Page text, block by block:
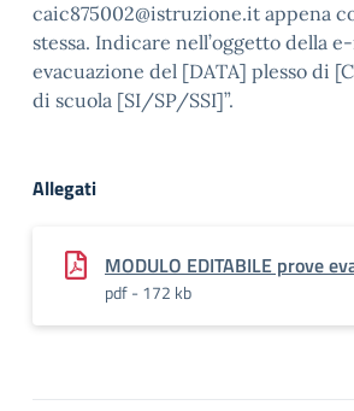
caic875002@istruzione.it appena
stessa. Indicare nell’oggetto della
evacuazione del [DATA] plesso di
di scuola [SI/SP/SSI]”.
Allegati
MODULO EDITABILE prove
pdf - 172 kb